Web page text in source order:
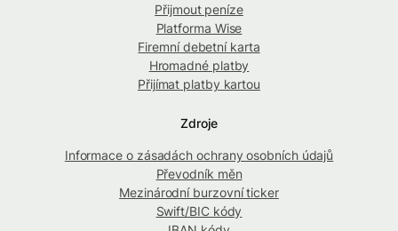
Přijmout peníze
Platforma Wise
Firemní debetní karta
Hromadné platby
Přijímat platby kartou
Zdroje
Informace o zásadách ochrany osobních údajů
Převodník měn
Mezinárodní burzovní ticker
Swift/BIC kódy